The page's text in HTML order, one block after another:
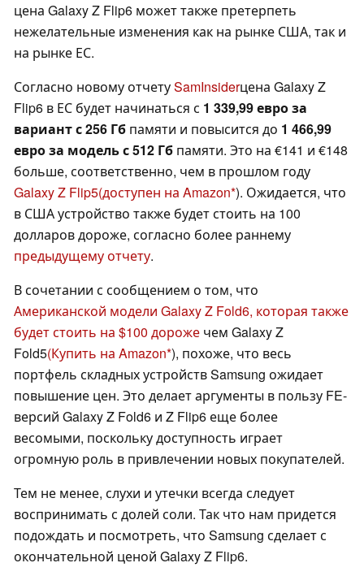
цена Galaxy Z Flip6 может также претерпеть
нежелательные изменения как на рынке США, так и
на рынке ЕС.
Согласно новому отчетуSamInsiderцена Galaxy Z
Flip6 в ЕС будет начинаться с 1 339,99 евро за
вариант с 256 Гб памяти и повысится до 1 466,99
евро за модель с 512 Гб памяти. Это на €141 и €148
больше, соответственно, чем в прошлом году
Galaxy Z Flip5(доступен на Amazon ). Ожидается, что
в США устройство также будет стоить на 100
долларов дороже, согласно более раннему
предыдущему отчету.
В сочетании с сообщением о том, что
Американской модели Galaxy Z Fold6, которая также
будет стоить на $100 дороже чем Galaxy Z
Fold5(Купить на Amazon ), похоже, что весь
портфель складных устройств Samsung ожидает
повышение цен. Это делает аргументы в пользу FE-
версий Galaxy Z Fold6 и Z Flip6 еще более
весомыми, поскольку доступность играет
огромную роль в привлечении новых покупателей.
Тем не менее, слухи и утечки всегда следует
воспринимать с долей соли. Так что нам придется
подождать и посмотреть, что Samsung сделает с
окончательной ценой Galaxy Z Flip6.